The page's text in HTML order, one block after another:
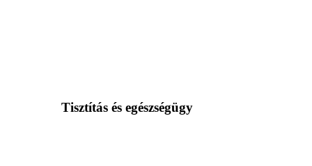
Tisztítás és egészségügy